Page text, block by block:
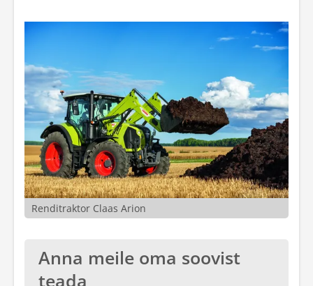
Renditraktor Claas Arion
Anna meile oma soovist
teada